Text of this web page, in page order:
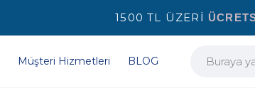
1500 TL ÜZERİ
Müşteri Hizmetleri BLOG